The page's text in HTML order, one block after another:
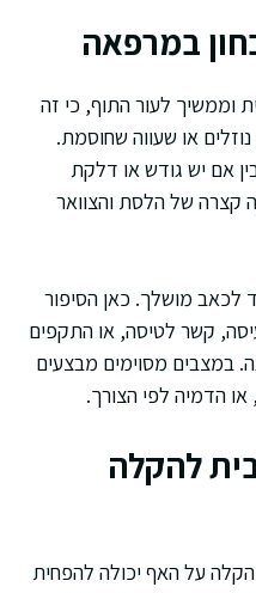
במרפאה
וממשיך לעור התוף, כי זה
או שעווה שחוסמת.
אם יש גודש או דלקת
קצרה של הלסת והצוואר
לכאב מושלך. כאן הסיפור
קשר לטיסה, או התקפים
במצבים מסוימים מבצעים
הדמיה לפי הצורך.
להקלה
הקלה על האף יכולה להפחית